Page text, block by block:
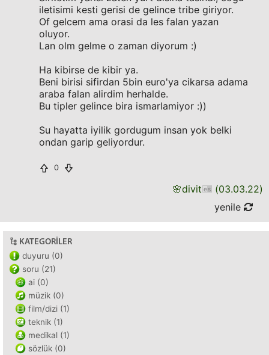
iletisimi kesti gerisi de gelince tribe giriyor.
Of gelcem ama orasi da les falan yazan
oluyor.
Lan olm gelme o zaman diyorum :)
Ha kibirse de kibir ya.
Beni birisi sifirdan 5bin euro'ya cikarsa adama
araba falan alirdim herhalde.
Bu tipler gelince bira ismarlamiyor :))
Su hayatta iyilik gordugum insan yok belki
ondan garip geliyordur.
0
🌸divit (03.03.22)
yenile
KATEGORILER
duyuru (0)
soru (21)
ai (0)
müzik (0)
film/dizi (1)
teknik (1)
medikal (1)
sözlük (0)